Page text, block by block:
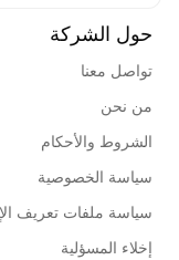
حول الشركة
تواصل معنا
من نحن
الشروط والأحكام
سياسة الخصوصية
سياسة ملفات تعريف
إخلاء المسؤلية